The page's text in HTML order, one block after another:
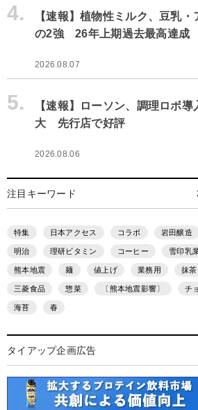
4.
【速報】植物性ミルク、豆乳・
の2強 26年上期過去最高達成
2026.08.07
5.
【速報】ローソン、調理ロボ導
大 先行店で好評
2026.08.06
注目キーワード
特集 日本アクセス コラボ 岩田醸造
明治 理研ビタミン コーヒー 雪印乳
熊本地震 麺 値上げ 業務用 抹茶
三菱食品 惣菜 〔熊本地震影響〕 チ
海苔 春
タイアップ企画広告